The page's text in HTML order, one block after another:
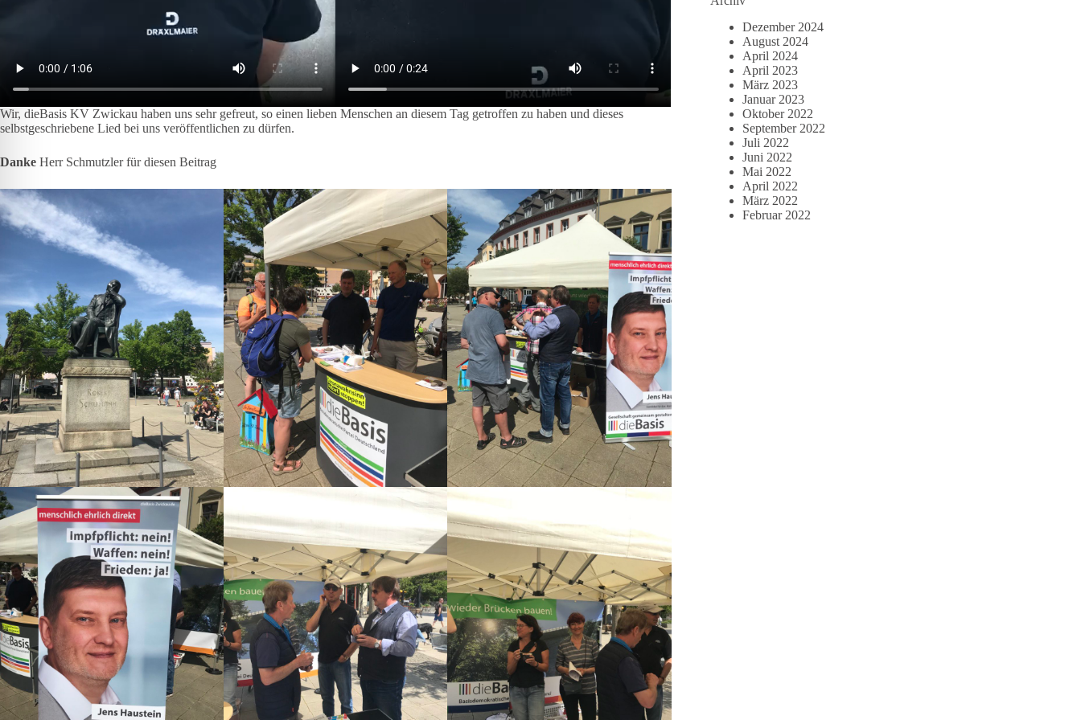
Wir, dieBasis KV Zwickau haben uns sehr gefreut, so einen lieben Menschen an diesem Tag getroffen zu haben und dieses
selbstgeschriebene Lied bei uns veröffentlichen zu dürfen.
Danke Herr Schmutzler für diesen Beitrag
Dezember 2024
August 2024
April 2024
April 2023
März 2023
Januar 2023
Oktober 2022
September 2022
Juli 2022
Juni 2022
Mai 2022
April 2022
März 2022
Februar 2022